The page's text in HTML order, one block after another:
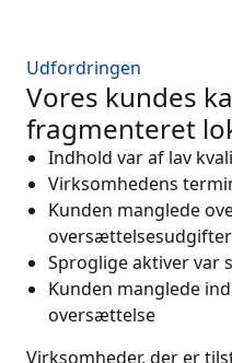
Finans
Juridisk
Offentlige Institutioner
Forsvar & Sikkerhed
Alle brancher
Udfordringen
Vores kundes
fragmenteret
Indhold var af lav
Virksomhedens
Kunden manglede
Sproglige aktiver var
Kunden manglede
oversættelse
Virksomheder, der er